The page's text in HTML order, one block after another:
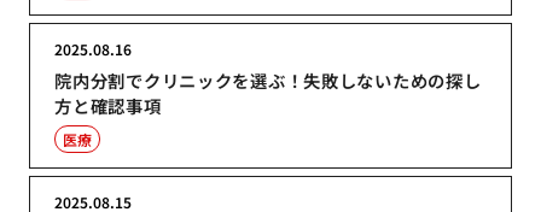
院内分割でクリニックを選ぶ！失敗しないための探し
方と確認事項
2025.08.16
医療
2025.08.15